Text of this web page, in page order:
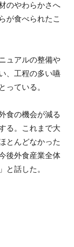
のやわらかさへ
が食べられたこ
ュアルの整備や
、工程の多い嚥
っている。
食の機会が減る
る。これまで大
とんどなかった
後外食産業全体
と話した。